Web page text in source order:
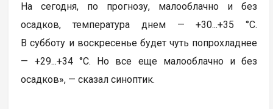
На сегодня, по прогнозу, малооблачно и без
осадков, температура днем — +30...+35 °C.
В субботу и воскресенье будет чуть попрохладнее
— +29...+34 °C. Но все еще малооблачно и без
осадков», — сказал синоптик.